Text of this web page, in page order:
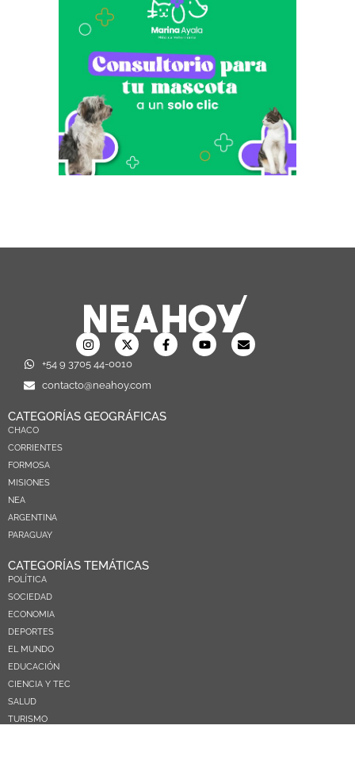
+54 9 3705 44-0010
contacto@neahoy.com
CATEGORÍAS GEOGRÁFICAS
CHACO
CORRIENTES
FORMOSA
MISIONES
NEA
ARGENTINA
PARAGUAY
CATEGORÍAS TEMÁTICAS
POLÍTICA
SOCIEDAD
ECONOMIA
DEPORTES
EL MUNDO
EDUCACIÓN
CIENCIA Y TEC
SALUD
TURISMO